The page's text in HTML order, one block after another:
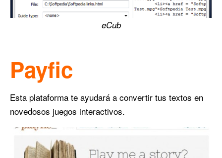
eCub
Payfic
Esta plataforma te ayudará a convertir tus textos en
novedosos juegos interactivos.